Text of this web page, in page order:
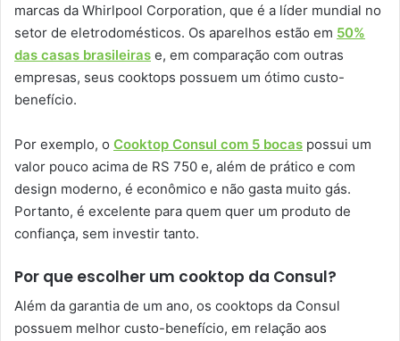
marcas da Whirlpool Corporation, que é a líder mundial no
setor de eletrodomésticos. Os aparelhos estão em 50%
das casas brasileiras e, em comparação com outras
empresas, seus cooktops possuem um ótimo custo-
benefício.
Por exemplo, o Cooktop Consul com 5 bocas possui um
valor pouco acima de RS 750 e, além de prático e com
design moderno, é econômico e não gasta muito gás.
Portanto, é excelente para quem quer um produto de
confiança, sem investir tanto.
Por que escolher um cooktop da Consul?
Além da garantia de um ano, os cooktops da Consul
possuem melhor custo-benefício, em relação aos